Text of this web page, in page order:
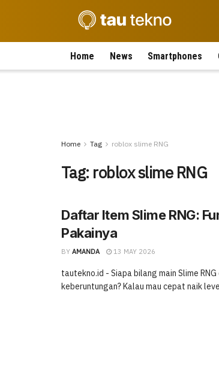
Home News Smartphones
Home Tag roblox slime RNG
Tag: roblox slime RNG
Daftar Item Slime RNG:
Pakainya
BY AMANDA 13 MAY 2026
tautekno.id - Siapa bilang main Slime
keberuntungan? Kalau mau cepat naik